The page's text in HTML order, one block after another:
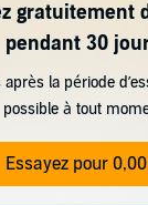
gratuitement
pendant 30
la période
possible à tout
Essayez pour